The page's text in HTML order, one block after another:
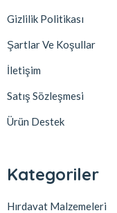
Gizlilik Politikası
Şartlar Ve Koşullar
İletişim
Satış Sözleşmesi
Ürün Destek
Kategoriler
Hırdavat Malzemeleri